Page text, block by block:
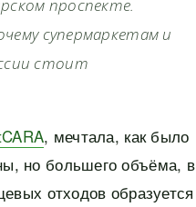
проспекте.
супермаркетам и
стоит
, мечтала, как было
но большего объёма, в
отходов образуется